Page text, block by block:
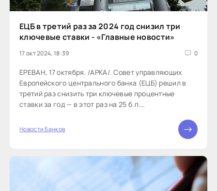
ЕЦБ в третий раз за 2024 год снизил три
ключевые ставки - «Главные новости»
17 окт 2024, 18:39 0
ЕРЕВАН, 17 октября. /АРКА/. Совет управляющих
Европейского центрального банка (ЕЦБ) решил в
третий раз снизить три ключевые процентные
ставки за год — в этот раз на 25 б.п.
Новости Банков